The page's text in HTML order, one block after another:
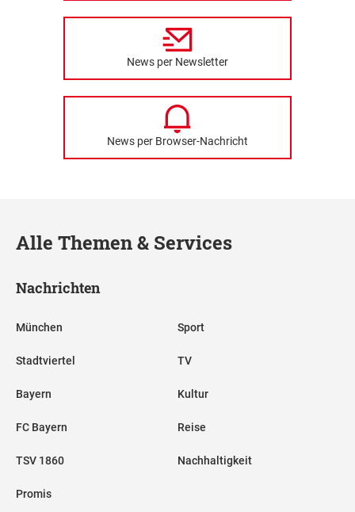
News per Newsletter
News per Browser-Nachricht
Alle Themen & Services
Nachrichten
München
Stadtviertel
Bayern
FC Bayern
TSV 1860
Promis
Sport
TV
Kultur
Reise
Nachhaltigkeit